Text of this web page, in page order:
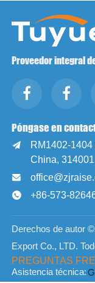
Proveedor integral
Póngase en

RM1402-
China, 314001

 +86-573-
Derechos de autor
Export Co., LTD.
PREGUNTAS
Asistencia técnica: